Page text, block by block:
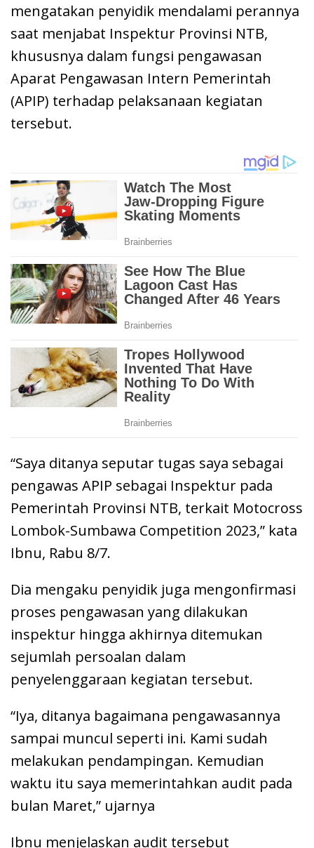
mengatakan penyidik mendalami perannya
saat menjabat Inspektur Provinsi NTB,
khususnya dalam fungsi pengawasan
Aparat Pengawasan Intern Pemerintah
(APIP) terhadap pelaksanaan kegiatan
tersebut.
“Saya ditanya seputar tugas saya sebagai
pengawas APIP sebagai Inspektur pada
Pemerintah Provinsi NTB, terkait Motocross
Lombok-Sumbawa Competition 2023,” kata
Ibnu, Rabu 8/7.
Dia mengaku penyidik juga mengonfirmasi
proses pengawasan yang dilakukan
inspektur hingga akhirnya ditemukan
sejumlah persoalan dalam
penyelenggaraan kegiatan tersebut.
“Iya, ditanya bagaimana pengawasannya
sampai muncul seperti ini. Kami sudah
melakukan pendampingan. Kemudian
waktu itu saya memerintahkan audit pada
bulan Maret,” ujarnya
Ibnu menjelaskan audit tersebut